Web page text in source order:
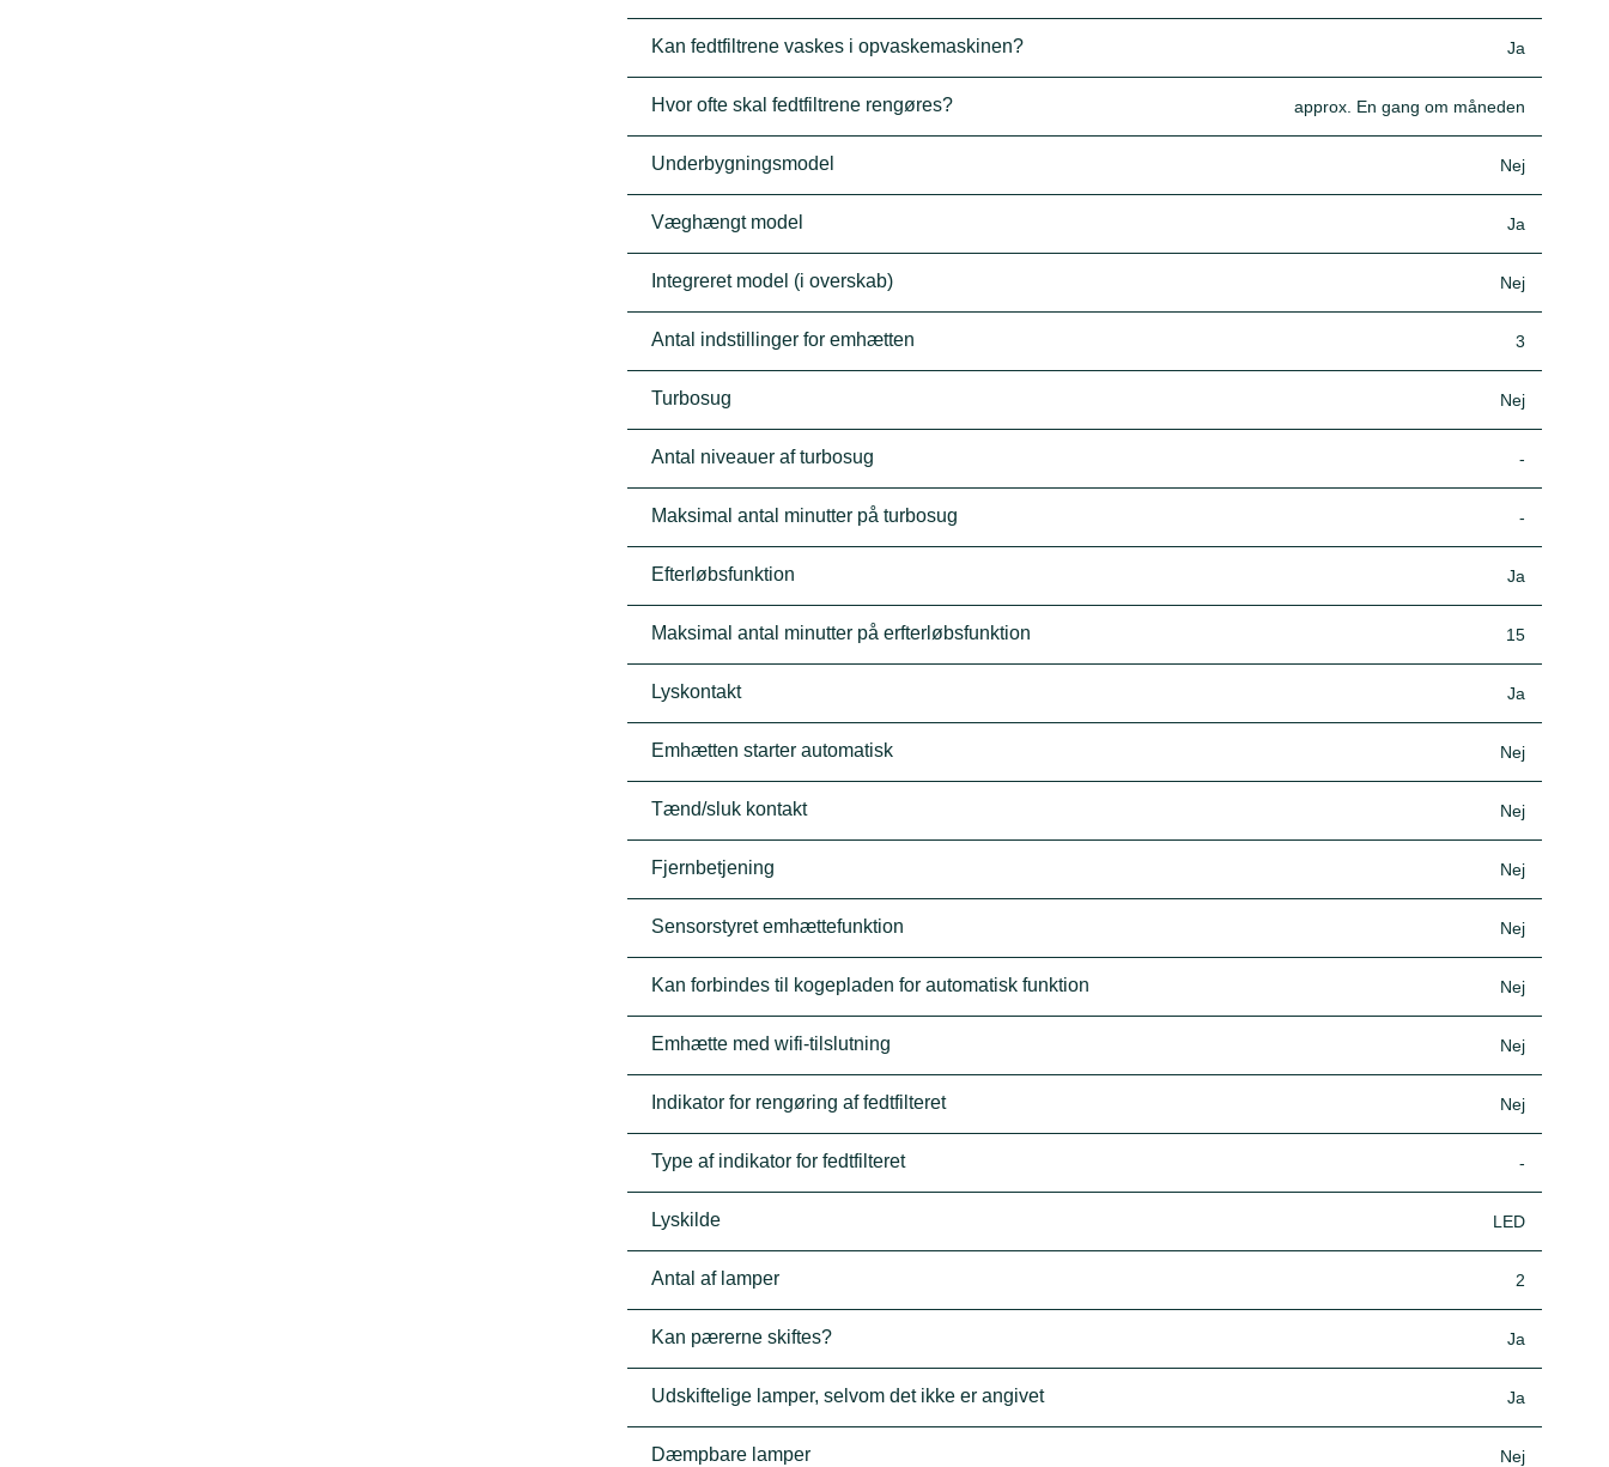
Kan fedtfiltrene vaskes i opvaskemaskinen? Ja
Hvor ofte skal fedtfiltrene rengøres? approx. En gang om måneden
Underbygningsmodel Nej
Væghængt model Ja
Integreret model (i overskab) Nej
Antal indstillinger for emhætten 3
Turbosug Nej
Antal niveauer af turbosug -
Maksimal antal minutter på turbosug -
Efterløbsfunktion Ja
Maksimal antal minutter på erfterløbsfunktion 15
Lyskontakt Ja
Emhætten starter automatisk Nej
Tænd/sluk kontakt Nej
Fjernbetjening Nej
Sensorstyret emhættefunktion Nej
Kan forbindes til kogepladen for automatisk funktion Nej
Emhætte med wifi-tilslutning Nej
Indikator for rengøring af fedtfilteret Nej
Type af indikator for fedtfilteret -
Lyskilde LED
Antal af lamper 2
Kan pærerne skiftes? Ja
Udskiftelige lamper, selvom det ikke er angivet Ja
Dæmpbare lamper Nej